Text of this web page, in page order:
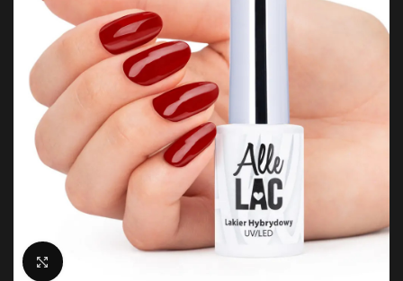
Clic para ampliar